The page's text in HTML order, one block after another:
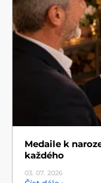
Medaile k
každého
03. 07. 2026